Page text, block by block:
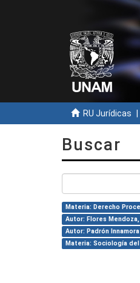
RU Jurídicas
Buscar
Materia: Derecho
Autor: Flores
Autor: Padrón
Materia: Sociología del